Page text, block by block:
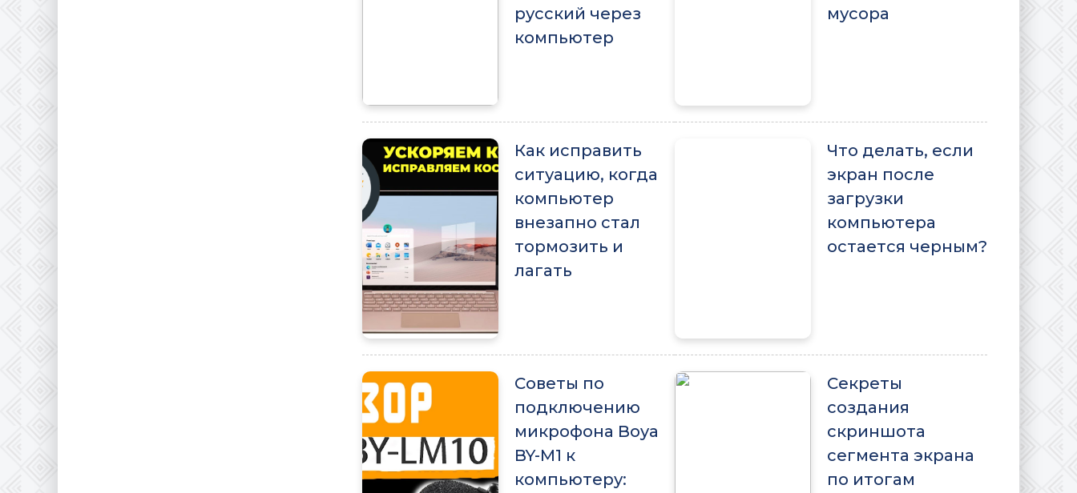
русский через
компьютер
мусора
Как исправить
ситуацию, когда
компьютер
внезапно стал
тормозить и
лагать
Что делать, если
экран после
загрузки
компьютера
остается черным?
Советы по
подключению
микрофона Boya
BY-M1 к
компьютеру:
Секреты
создания
скриншота
сегмента экрана
по итогам